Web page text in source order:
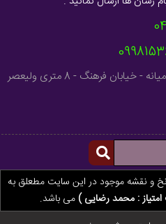
آدرس : آذربایجان شرقی - شهرستان میانه - خیابان فرهنگ - 8 متری ولیعصر
و نقشه موجود در این سایت مطعلق به
: محمد رضایی )می باشد.